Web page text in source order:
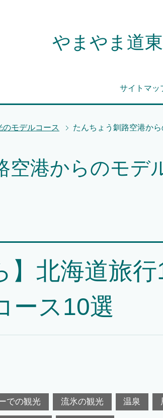
やまやま道
サイトマッ
のモデルコース たんちょう釧路空港か
空港からのモデ
】北海道旅行
ース10選
での観光 流氷の観光 温泉